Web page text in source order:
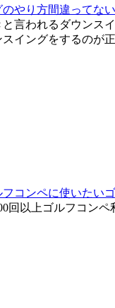
のやり方間違ってな
言われるダウンス
イングをするのが
フコンペに使いたい
回以上ゴルフコン